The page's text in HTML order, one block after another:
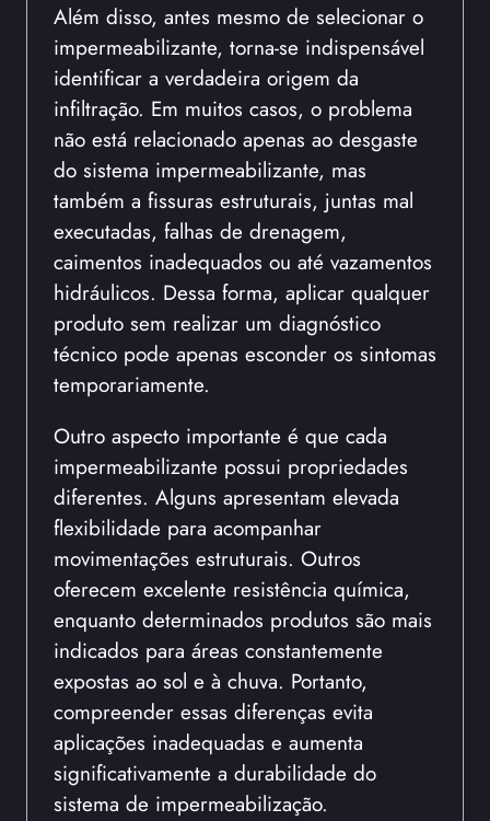
Além disso, antes mesmo de selecionar o
impermeabilizante, torna-se indispensável
identificar a verdadeira origem da
infiltração. Em muitos casos, o problema
não está relacionado apenas ao desgaste
do sistema impermeabilizante, mas
também a fissuras estruturais, juntas mal
executadas, falhas de drenagem,
caimentos inadequados ou até vazamentos
hidráulicos. Dessa forma, aplicar qualquer
produto sem realizar um diagnóstico
técnico pode apenas esconder os sintomas
temporariamente.
Outro aspecto importante é que cada
impermeabilizante possui propriedades
diferentes. Alguns apresentam elevada
flexibilidade para acompanhar
movimentações estruturais. Outros
oferecem excelente resistência química,
enquanto determinados produtos são mais
indicados para áreas constantemente
expostas ao sol e à chuva. Portanto,
compreender essas diferenças evita
aplicações inadequadas e aumenta
significativamente a durabilidade do
sistema de impermeabilização.